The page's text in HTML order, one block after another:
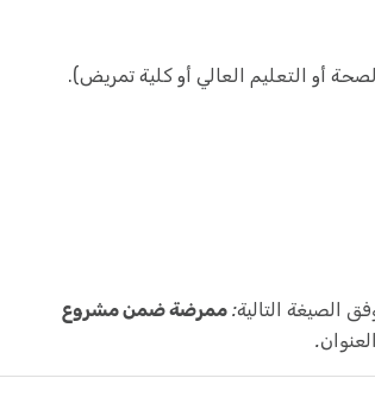
أو التعليم العالي أو كلية تمريض).
الصيغة التالية: ممرضة ضمن مشروع